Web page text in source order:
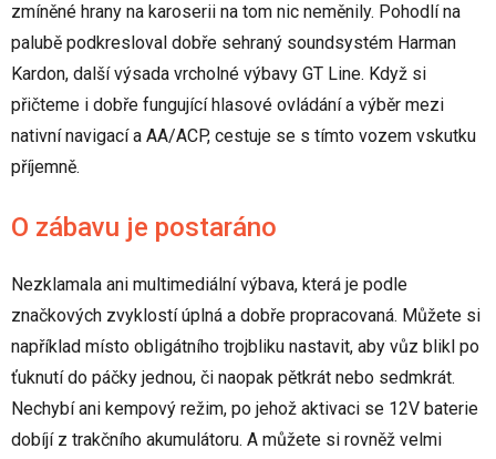
zmíněné hrany na karoserii na tom nic neměnily. Pohodlí na
palubě podkresloval dobře sehraný soundsystém Harman
Kardon, další výsada vrcholné výbavy GT Line. Když si
přičteme i dobře fungující hlasové ovládání a výběr mezi
nativní navigací a AA/ACP, cestuje se s tímto vozem vskutku
příjemně.
O zábavu je postaráno
Nezklamala ani multimediální výbava, která je podle
značkových zvyklostí úplná a dobře propracovaná. Můžete si
například místo obligátního trojbliku nastavit, aby vůz blikl po
ťuknutí do páčky jednou, či naopak pětkrát nebo sedmkrát.
Nechybí ani kempový režim, po jehož aktivaci se 12V baterie
dobíjí z trakčního akumulátoru. A můžete si rovněž velmi